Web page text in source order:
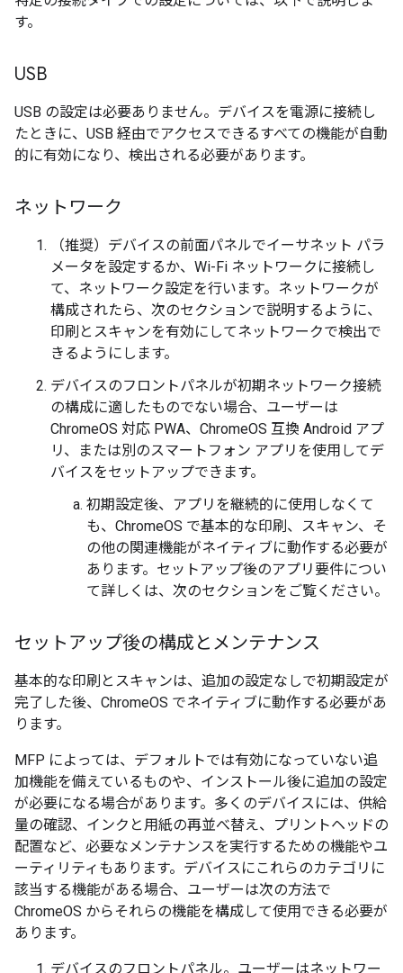
す。
USB
USB の設定は必要ありません。デバイスを電源に接続し
たときに、USB 経由でアクセスできるすべての機能が自動
的に有効になり、検出される必要があります。
ネットワーク
（推奨）デバイスの前面パネルでイーサネット パラ
メータを設定するか、Wi-Fi ネットワークに接続し
て、ネットワーク設定を行います。ネットワークが
構成されたら、次のセクションで説明するように、
印刷とスキャンを有効にしてネットワークで検出で
きるようにします。
デバイスのフロントパネルが初期ネットワーク接続
の構成に適したものでない場合、ユーザーは
ChromeOS 対応 PWA、ChromeOS 互換 Android アプ
リ、または別のスマートフォン アプリを使用してデ
バイスをセットアップできます。
初期設定後、アプリを継続的に使用しなくて
も、ChromeOS で基本的な印刷、スキャン、そ
の他の関連機能がネイティブに動作する必要が
あります。セットアップ後のアプリ要件につい
て詳しくは、次のセクションをご覧ください。
セットアップ後の構成とメンテナンス
基本的な印刷とスキャンは、追加の設定なしで初期設定が
完了した後、ChromeOS でネイティブに動作する必要があ
ります。
MFP によっては、デフォルトでは有効になっていない追
加機能を備えているものや、インストール後に追加の設定
が必要になる場合があります。多くのデバイスには、供給
量の確認、インクと用紙の再並べ替え、プリントヘッドの
配置など、必要なメンテナンスを実行するための機能やユ
ーティリティもあります。デバイスにこれらのカテゴリに
該当する機能がある場合、ユーザーは次の方法で
ChromeOS からそれらの機能を構成して使用できる必要が
あります。
デバイスのフロントパネル。ユーザーはネットワー